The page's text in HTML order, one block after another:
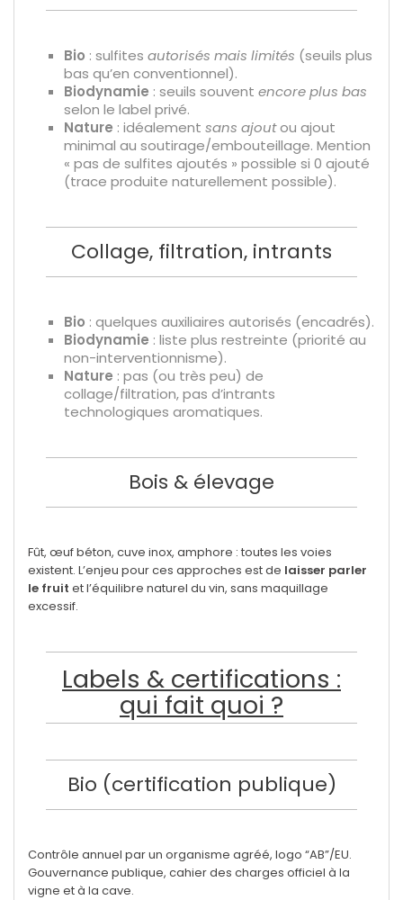
Bio : sulfites autorisés mais limités (seuils plus
bas qu’en conventionnel).
Biodynamie : seuils souvent encore plus bas
selon le label privé.
Nature : idéalement sans ajoutou ajout
minimal au soutirage/embouteillage. Mention
« pas de sulfites ajoutés » possible si 0 ajouté
(trace produite naturellement possible).
Collage, filtration, intrants
Bio : quelques auxiliaires autorisés (encadrés).
Biodynamie : liste plus restreinte (priorité au
non-interventionnisme).
Nature : pas (ou très peu) de
collage/filtration, pas d’intrants
technologiques aromatiques.
Bois & élevage
Fût, œuf béton, cuve inox, amphore : toutes les voies
existent. L’enjeu pour ces approches est de laisser parler
le fruit et l’équilibre naturel du vin, sans maquillage
excessif.
Labels & certifications :
qui fait quoi ?
Bio (certification publique)
Contrôle annuel par un organisme agréé, logo “AB”/EU.
Gouvernance publique, cahier des charges officiel à la
vigne et à la cave.